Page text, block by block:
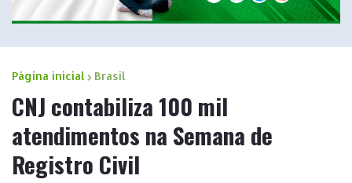
Página inicial Brasil
CNJ contabiliza 100 mil
atendimentos na Semana de
Registro Civil